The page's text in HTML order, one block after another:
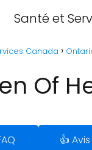
Santé et
Canada
Of
👍 Avis